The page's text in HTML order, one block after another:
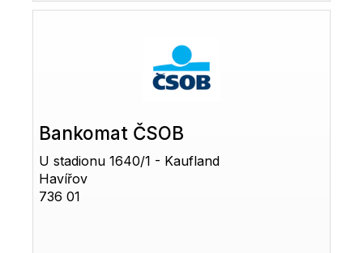
Bankomat ČSOB
U stadionu 1640/1 - Kaufland
Havířov
736 01